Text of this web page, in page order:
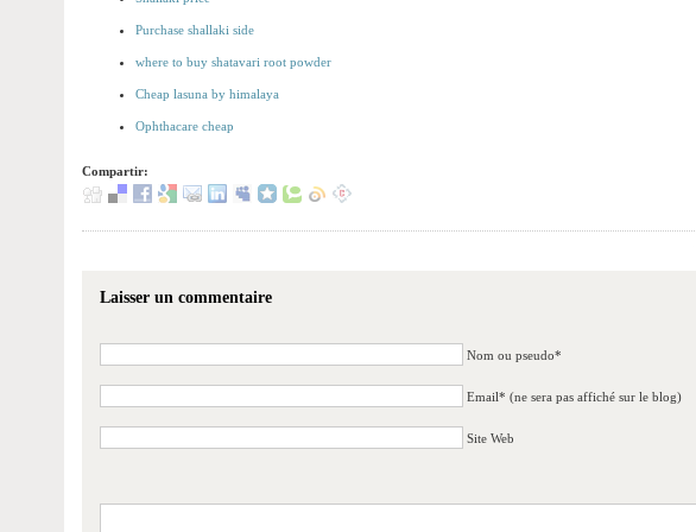
Purchase shallaki side
where to buy shatavari root powder
Cheap lasuna by himalaya
Ophthacare cheap
Compartir:
Laisser un commentaire
Nom ou pseudo*
Email* (ne sera pas affiché sur le blog)
Site Web